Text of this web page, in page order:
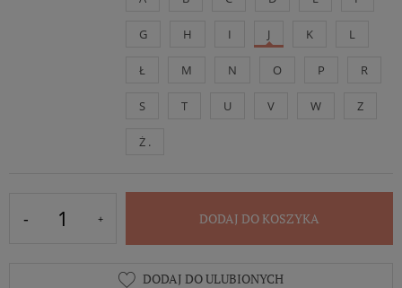
G H I J K L
Ł M N O P R
S T U V W Z
Ż .
DODAJ DO KOSZYKA
DODAJ DO ULUBIONYCH